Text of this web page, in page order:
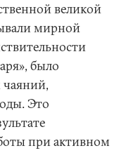
великой
мирной
было
Это
при активном